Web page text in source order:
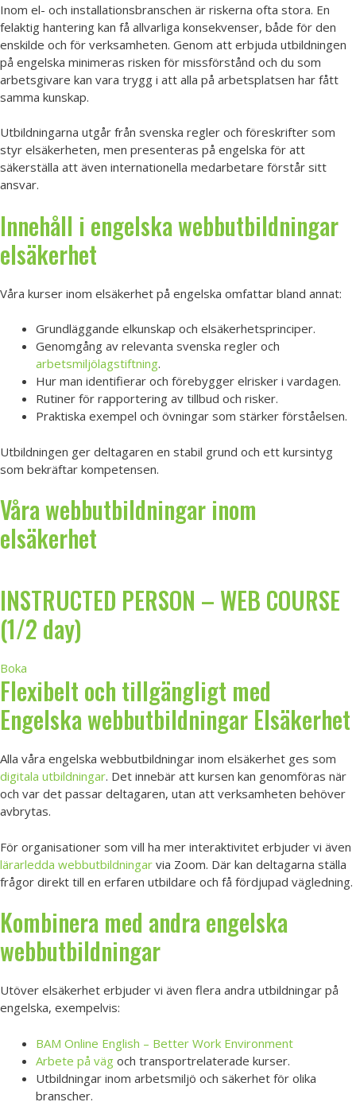
Inom el- och installationsbranschen är riskerna ofta stora. En
felaktig hantering kan få allvarliga konsekvenser, både för den
enskilde och för verksamheten. Genom att erbjuda utbildningen
på engelska minimeras risken för missförstånd och du som
arbetsgivare kan vara trygg i att alla på arbetsplatsen har fått
samma kunskap.
Utbildningarna utgår från svenska regler och föreskrifter som
styr elsäkerheten, men presenteras på engelska för att
säkerställa att även internationella medarbetare förstår sitt
ansvar.
Innehåll i engelska webbutbildningar
elsäkerhet
Våra kurser inom elsäkerhet på engelska omfattar bland annat:
Grundläggande elkunskap och elsäkerhetsprinciper.
Genomgång av relevanta svenska regler och
arbetsmiljölagstiftning.
Hur man identifierar och förebygger elrisker i vardagen.
Rutiner för rapportering av tillbud och risker.
Praktiska exempel och övningar som stärker förståelsen.
Utbildningen ger deltagaren en stabil grund och ett kursintyg
som bekräftar kompetensen.
Våra webbutbildningar inom
elsäkerhet
INSTRUCTED PERSON – WEB COURSE
(1/2 day)
Boka
Flexibelt och tillgängligt med
Engelska webbutbildningar Elsäkerhet
Alla våra engelska webbutbildningar inom elsäkerhet ges som
digitala utbildningar. Det innebär att kursen kan genomföras när
och var det passar deltagaren, utan att verksamheten behöver
avbrytas.
För organisationer som vill ha mer interaktivitet erbjuder vi även
lärarledda webbutbildningar via Zoom. Där kan deltagarna ställa
frågor direkt till en erfaren utbildare och få fördjupad vägledning.
Kombinera med andra engelska
webbutbildningar
Utöver elsäkerhet erbjuder vi även flera andra utbildningar på
engelska, exempelvis:
BAM Online English – Better Work Environment
Arbete på väg och transportrelaterade kurser.
Utbildningar inom arbetsmiljö och säkerhet för olika
branscher.